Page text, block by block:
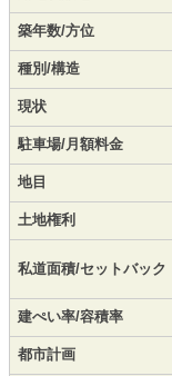
築年数/方位
種別/構造
現状
駐車場/月額料金
地目
土地権利
私道面積/セットバック
建ぺい率/容積率
都市計画